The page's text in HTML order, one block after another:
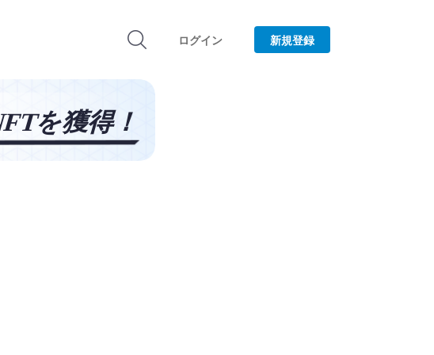
ログイン 新規登録